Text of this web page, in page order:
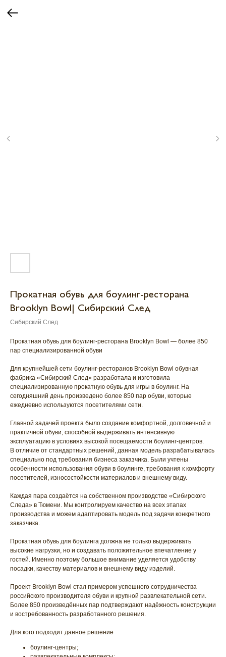
Прокатная обувь для боулинг-ресторана
Brooklyn Bowl| Сибирский След
Сибирский След
Прокатная обувь для боулинг-ресторана Brooklyn Bowl — более 850
пар специализированной обуви
Для крупнейшей сети боулинг-ресторанов Brooklyn Bowl обувная
фабрика «Сибирский След» разработала и изготовила
специализированную прокатную обувь для игры в боулинг. На
сегодняшний день произведено более 850 пар обуви, которые
ежедневно используются посетителями сети.
Главной задачей проекта было создание комфортной, долговечной и
практичной обуви, способной выдерживать интенсивную
эксплуатацию в условиях высокой посещаемости боулинг-центров.
В отличие от стандартных решений, данная модель разрабатывалась
специально под требования бизнеса заказчика. Были учтены
особенности использования обуви в боулинге, требования к комфорту
посетителей, износостойкости материалов и внешнему виду.
Каждая пара создаётся на собственном производстве «Сибирского
Следа» в Тюмени. Мы контролируем качество на всех этапах
производства и можем адаптировать модель под задачи конкретного
заказчика.
Прокатная обувь для боулинга должна не только выдерживать
высокие нагрузки, но и создавать положительное впечатление у
гостей. Именно поэтому большое внимание уделяется удобству
посадки, качеству материалов и внешнему виду изделий.
Проект Brooklyn Bowl стал примером успешного сотрудничества
российского производителя обуви и крупной развлекательной сети.
Более 850 произведённых пар подтверждают надёжность конструкции
и востребованность разработанного решения.
Для кого подходит данное решение
боулинг-центры;